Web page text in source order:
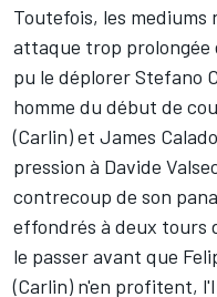
Toutefois, les
attaque trop prolongée
pu le déplorer Stefano
homme du début de
(Carlin) et James
pression à Davide
contrecoup de son
effondrés à deux tours
le passer avant que
(Carlin) n'en profitent,